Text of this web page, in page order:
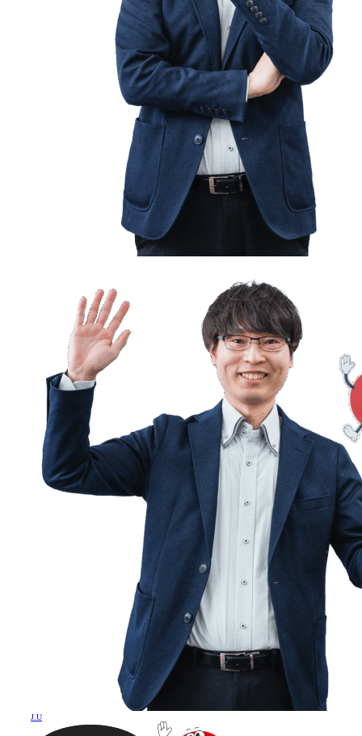
J U